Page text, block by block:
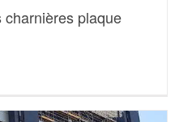
plaque